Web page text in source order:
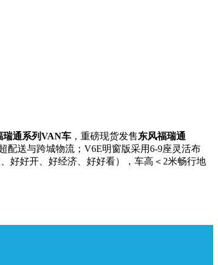
瑞通系列VAN车 ，重磅现货发售东风福瑞通
配送与跨城物流；V6E明窗版采用6-9座灵活布
好好开、好经济、好好看），车高＜2米畅行地